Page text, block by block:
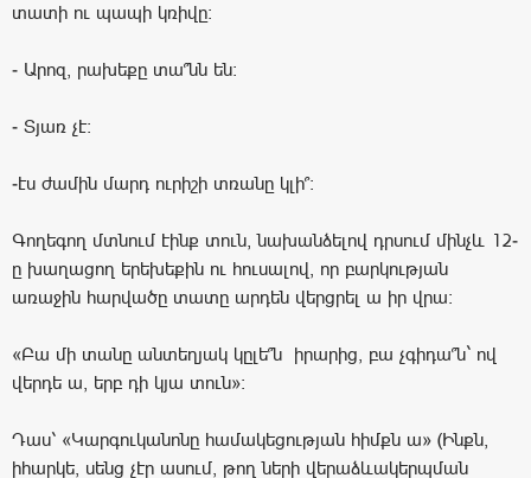
տատի ու պապի կռիվը:
- Արոզ, րախեքը տա՞նն են:
- Տյառ չէ:
-էս ժամին մարդ ուրիշի տռանը կլի՞:
Գողեգող մտնում էինք տուն, նախանձելով դրսում մինչև 12-
ը խաղացող երեխեքին ու հուսալով, որ բարկության
առաջին հարվածը տատը արդեն վերցրել ա իր վրա:
«Բա մի տանը անտեղյակ կըլե՞ն իրարից, բա չգիդա՞ն` ով
վերդե ա, երբ դի կյա տուն»:
Դաս՝ «Կարգուկանոնը համակեցության հիմքն ա» (Ինքն,
իհարկե, սենց չէր ասում, թող ների վերաձևակերպման